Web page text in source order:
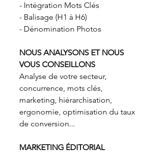
- Intégration Mots Clés
- Balisage (H1 à H6)
- Dénomination Photos
NOUS ANALYSONS ET NOUS
VOUS CONSEILLONS
Analyse de votre secteur,
concurrence, mots clés,
marketing, hiérarchisation,
ergonomie, optimisation du taux
de conversion...
MARKETING ÉDITORIAL